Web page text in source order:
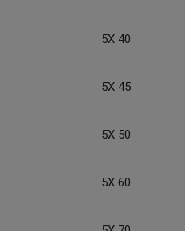
5X 40
5X 45
5X 50
5X 60